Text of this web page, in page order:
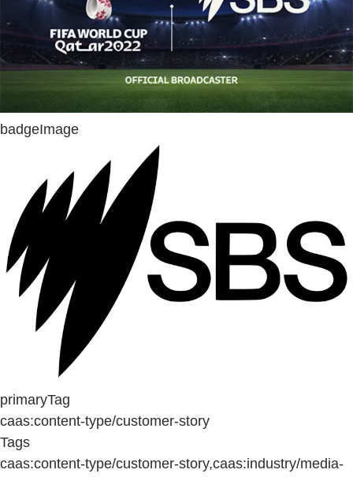
badgeImage
primaryTag
caas:content-type/customer-story
Tags
caas:content-type/customer-story,caas:industry/media-